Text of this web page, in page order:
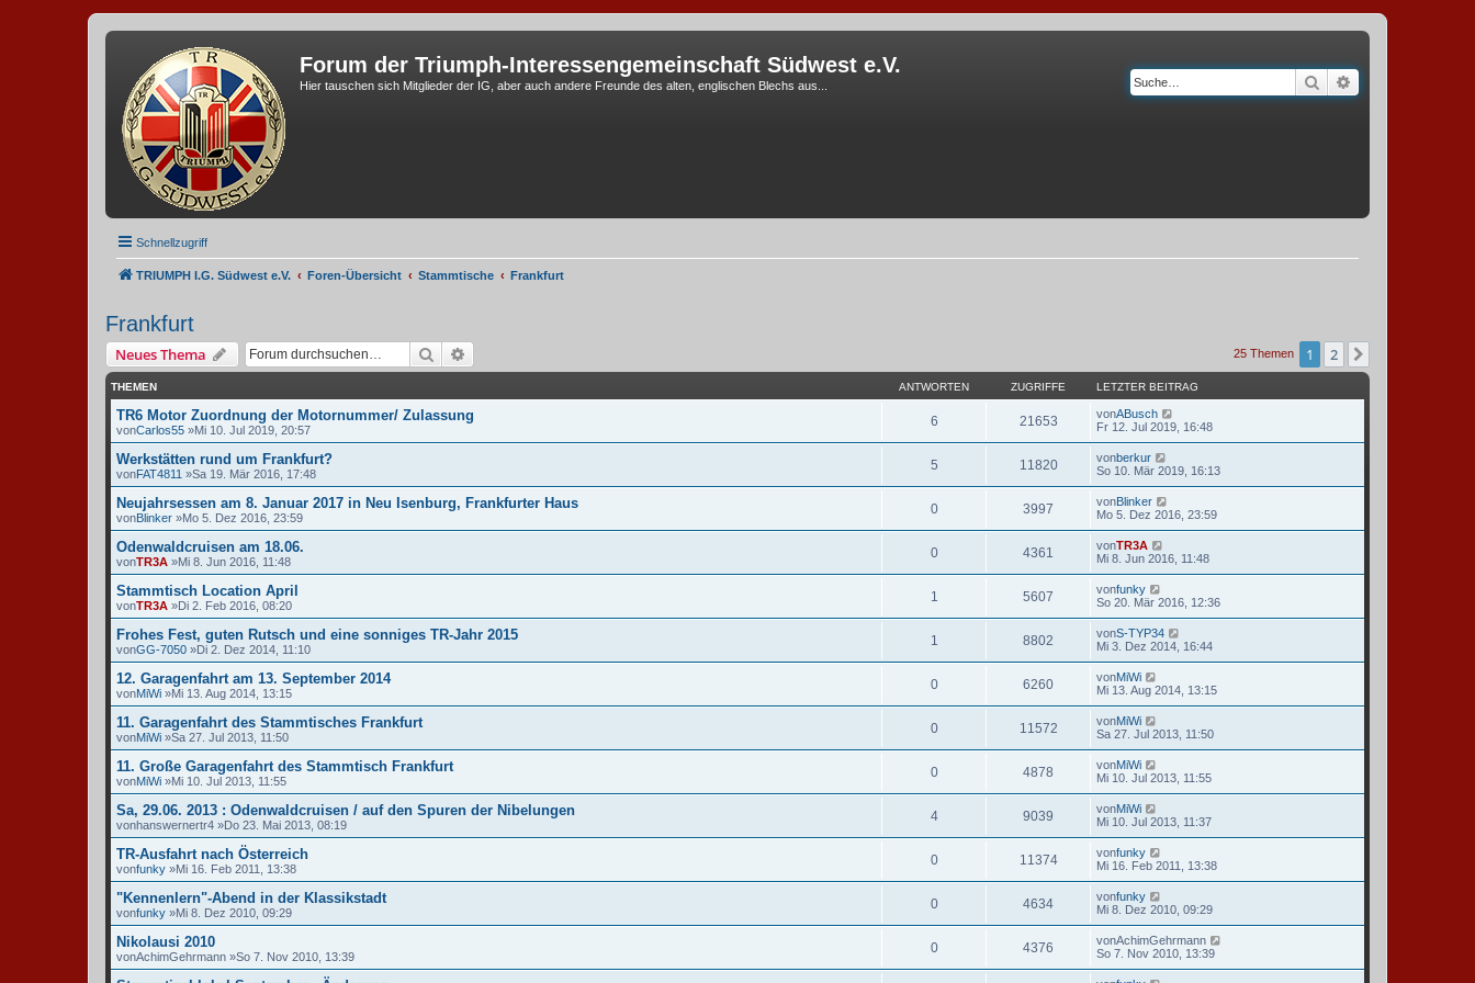
Forum der Triumph-Interessengemeinschaft Südwest e.V.
Hier tauschen sich Mitglieder der IG, aber auch andere Freunde des alten, englischen Blechs aus... Suche
Schnellzugriff
TRIUMPH I.G. Südwest e.V. Foren-Übersicht Stammtische Frankfurt
Frankfurt
Neues Thema Suche 25 Themen 1 2
THEMEN ANTWORTEN ZUGRIFFE LETZTER BEITRAG
TR6 Motor Zuordnung der Motornummer/ Zulassung
vonCarlos55 »Mi 10. Jul 2019, 20:57
6 21653 vonABusch
Fr 12. Jul 2019, 16:48
Werkstätten rund um Frankfurt?
vonFAT4811 »Sa 19. Mär 2016, 17:48
5 11820 vonberkur
So 10. Mär 2019, 16:13
Neujahrsessen am 8. Januar 2017 in Neu Isenburg, Frankfurter Haus
vonBlinker »Mo 5. Dez 2016, 23:59
0 3997 vonBlinker
Mo 5. Dez 2016, 23:59
Odenwaldcruisen am 18.06.
vonTR3A »Mi 8. Jun 2016, 11:48
0 4361 vonTR3A
Mi 8. Jun 2016, 11:48
Stammtisch Location April
vonTR3A »Di 2. Feb 2016, 08:20
1 5607 vonfunky
So 20. Mär 2016, 12:36
Frohes Fest, guten Rutsch und eine sonniges TR-Jahr 2015
vonGG-7050 »Di 2. Dez 2014, 11:10
1 8802 vonS-TYP34
Mi 3. Dez 2014, 16:44
12. Garagenfahrt am 13. September 2014
vonMiWi »Mi 13. Aug 2014, 13:15
0 6260 vonMiWi
Mi 13. Aug 2014, 13:15
11. Garagenfahrt des Stammtisches Frankfurt
vonMiWi »Sa 27. Jul 2013, 11:50
0 11572 vonMiWi
Sa 27. Jul 2013, 11:50
11. Große Garagenfahrt des Stammtisch Frankfurt
vonMiWi »Mi 10. Jul 2013, 11:55
0 4878 vonMiWi
Mi 10. Jul 2013, 11:55
Sa, 29.06. 2013 : Odenwaldcruisen / auf den Spuren der Nibelungen
vonhanswernertr4 »Do 23. Mai 2013, 08:19
4 9039 vonMiWi
Mi 10. Jul 2013, 11:37
TR-Ausfahrt nach Österreich
vonfunky »Mi 16. Feb 2011, 13:38
0 11374 vonfunky
Mi 16. Feb 2011, 13:38
"Kennenlern"-Abend in der Klassikstadt
vonfunky »Mi 8. Dez 2010, 09:29
0 4634 vonfunky
Mi 8. Dez 2010, 09:29
Nikolausi 2010
vonAchimGehrmann »So 7. Nov 2010, 13:39
0 4376 vonAchimGehrmann
So 7. Nov 2010, 13:39